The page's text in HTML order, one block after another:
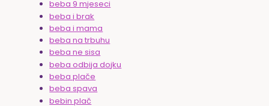
beba 9 mjeseci
beba i brak
beba i mama
beba na trbuhu
beba ne sisa
beba odbija dojku
beba plače
beba spava
bebin plač